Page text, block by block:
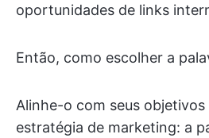
oportunidades de links
Então, como escolher a
Alinhe-o com seus
estratégia de marketing: a